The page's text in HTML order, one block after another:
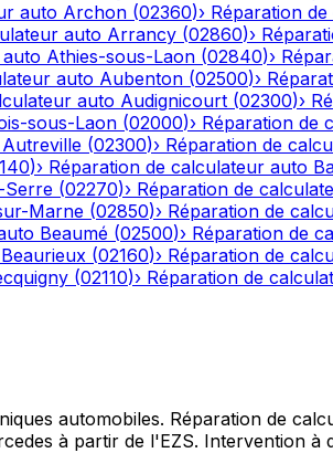
auto Archon (02360)› Réparation
auto Arrancy (02860)›
Athies-sous-Laon (02840)›
auto Aubenton (02500)›
auto Audignicourt (02300)›
sous-Laon (02000)› Réparation de
Autreville (02300)› Réparation de
)› Réparation de calculateur auto
Serre (02270)› Réparation de
Marne (02850)› Réparation de
Beaumé (02500)› Réparation de
Beaurieux (02160)› Réparation de
(02110)› Réparation de
automobiles. Réparation de
à partir de l'EZS. Intervention